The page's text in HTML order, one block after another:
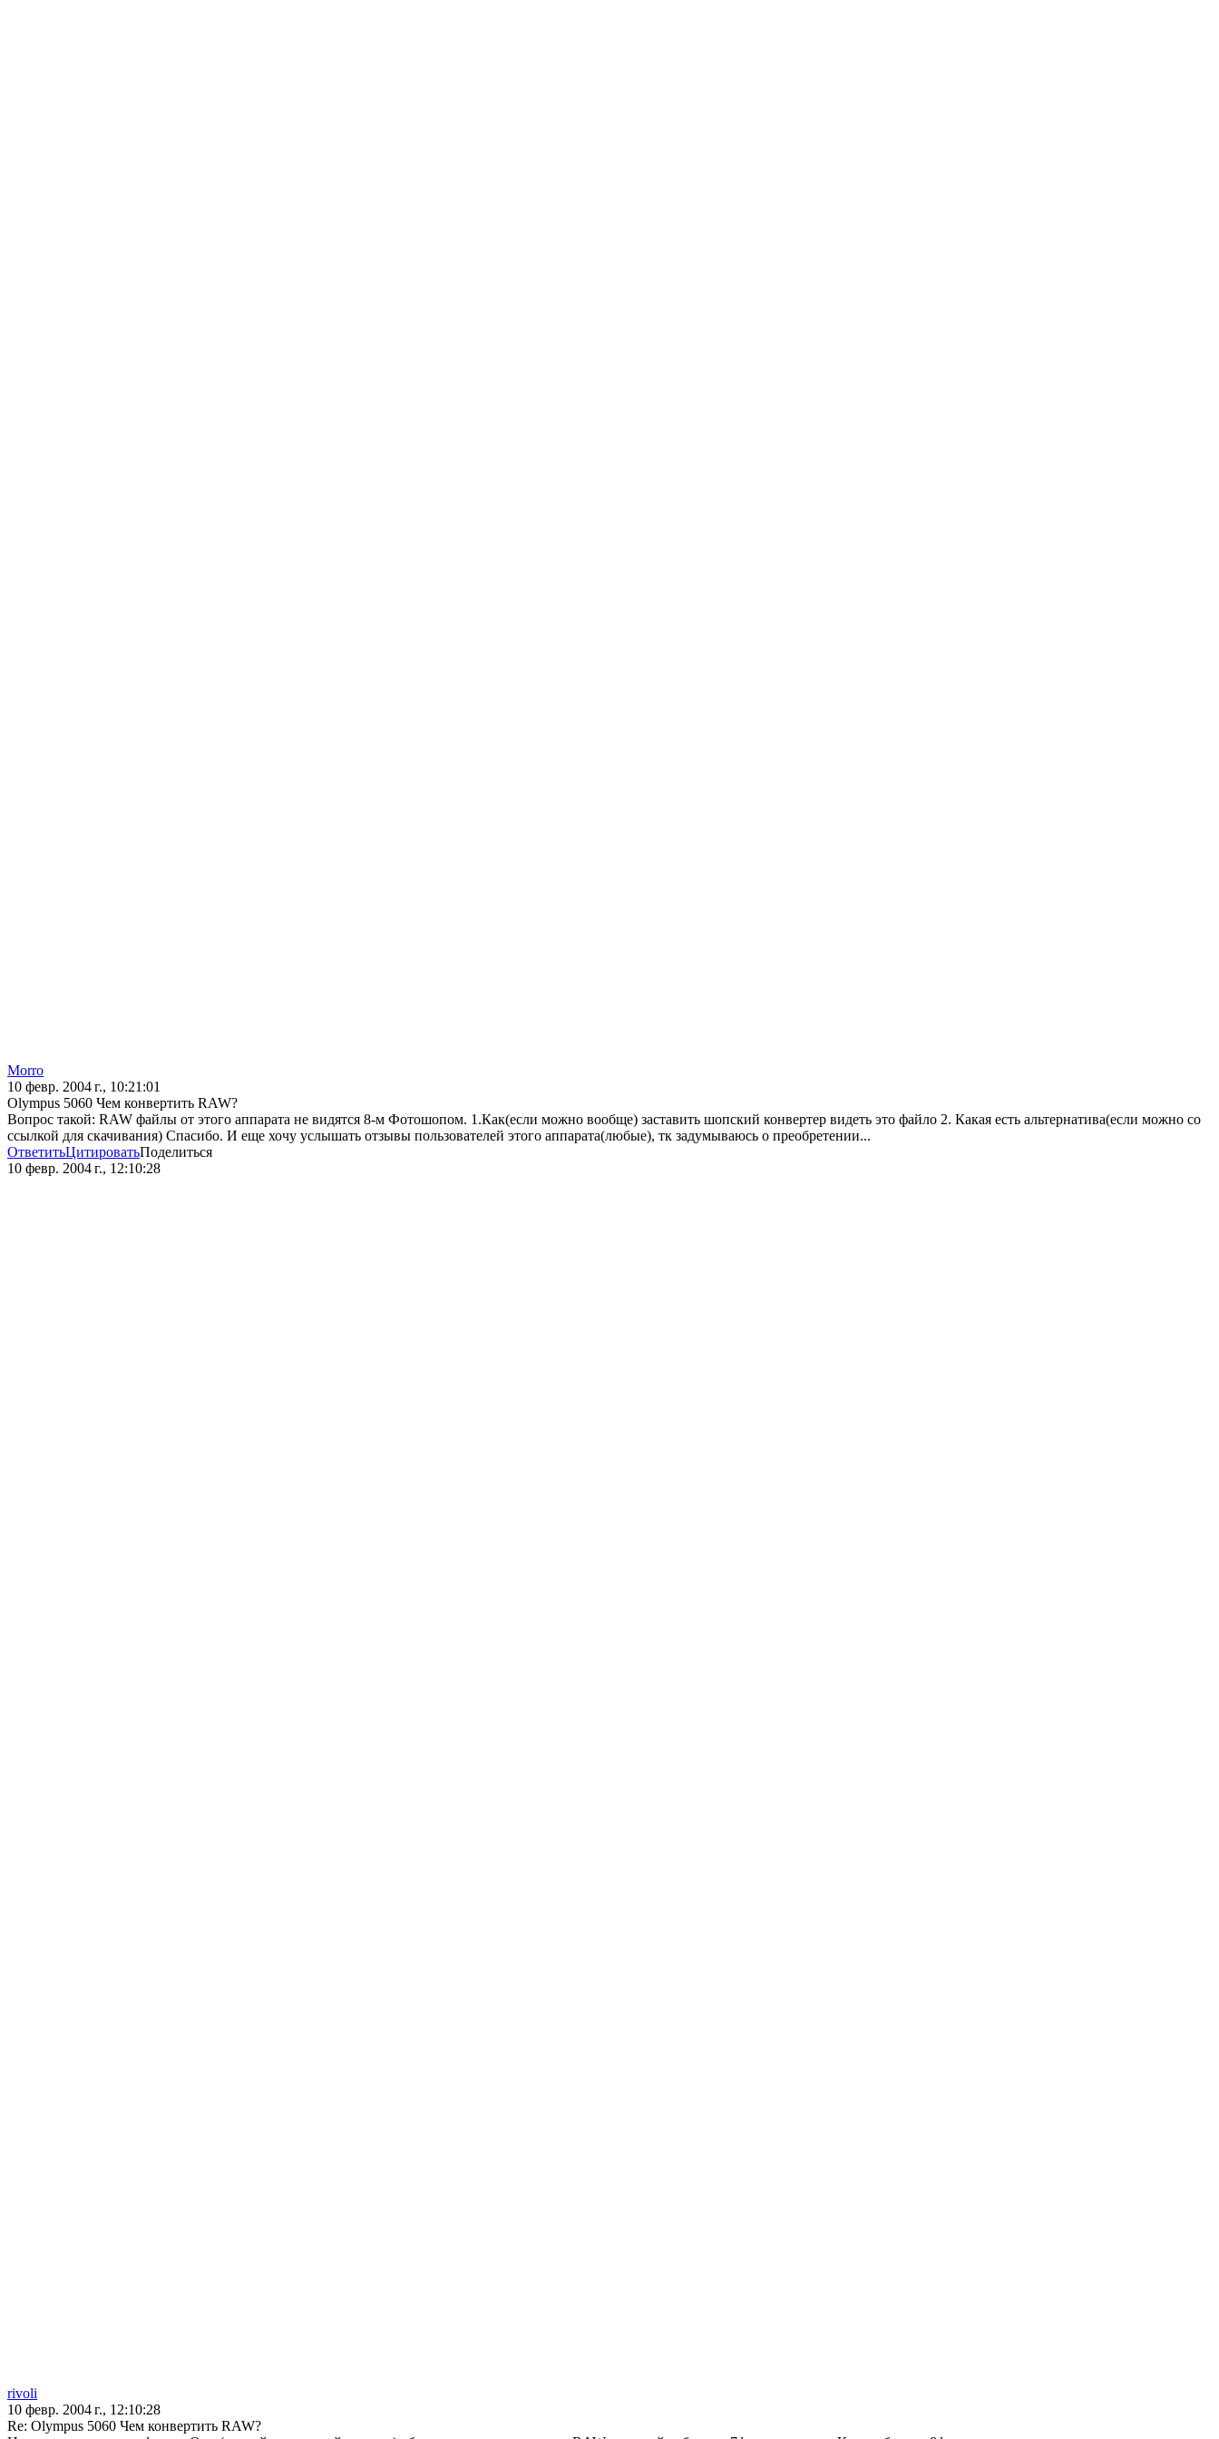
Morro
10 февр. 2004 г., 10:21:01
Olympus 5060 Чем конвертить RAW?
Вопрос такой: RAW файлы от этого аппарата не видятся 8-м Фотошопом. 1.Как(если можно вообще) заставить шопский конвертер видеть это файло 2. Какая есть альтернатива(если можно со
ссылкой для скачивания) Спасибо. И еще хочу услышать отзывы пользователей этого аппарата(любые), тк задумываюсь о преобретении...
ОтветитьЦитироватьПоделиться
10 февр. 2004 г., 12:10:28
rivoli
10 февр. 2004 г., 12:10:28
Re: Olympus 5060 Чем конвертить RAW?